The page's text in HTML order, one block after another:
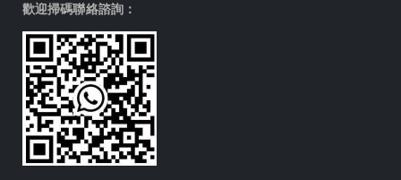
歡迎掃碼聯絡諮詢：